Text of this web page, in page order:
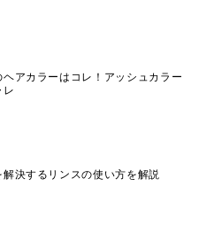
アカラーはコレ！アッシュカラー
レ
決するリンスの使い方を解説